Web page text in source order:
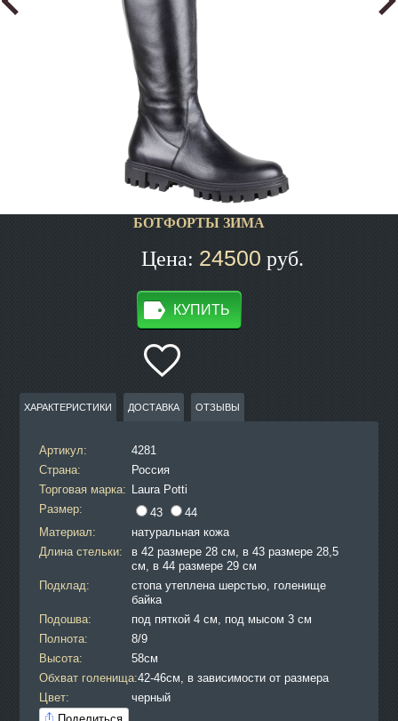
БОТФОРТЫ ЗИМА
Цена: 24500 руб.
КУПИТЬ
ХАРАКТЕРИСТИКИ ДОСТАВКА ОТЗЫВЫ
Артикул:
4281
Страна:
Россия
Торговая марка: Laura Potti
Размер:
43
44
Материал:
натуральная кожа
Длина стельки:
в 42 размере 28 см, в 43 размере 28,5
см, в 44 размере 29 см
Подклад:
стопа утеплена шерстью, голенище
байка
Подошва:
под пяткой 4 см, под мысом 3 см
Полнота:
8/9
Высота:
58см
Обхват голенища:42-46см, в зависимости от размера
Цвет:
черный